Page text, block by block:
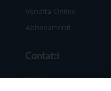
Vendita Online
Abbonamenti
Contatti
Chi Siamo